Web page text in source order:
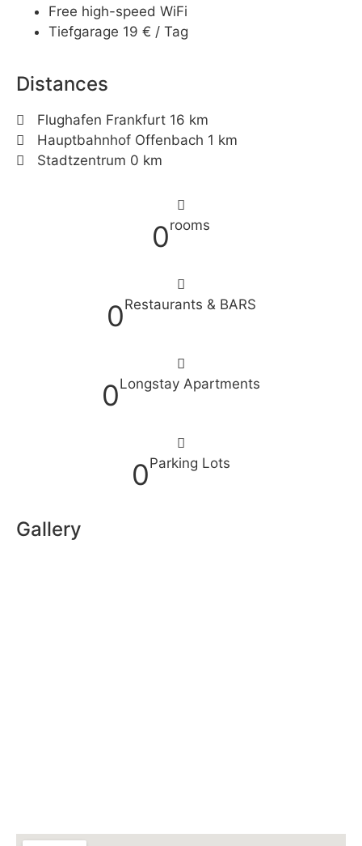
Free high-speed WiFi
Tiefgarage 19 € / Tag
Distances
Flughafen Frankfurt 16 km
Hauptbahnhof Offenbach 1 km
Stadtzentrum 0 km
0rooms
0Restaurants & BARS
0Longstay Apartments
0Parking Lots
Gallery